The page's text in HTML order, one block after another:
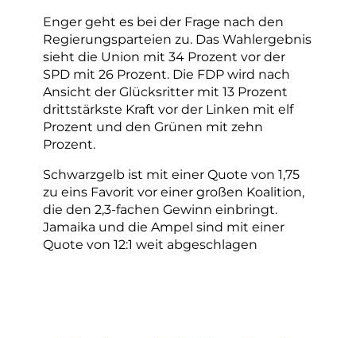
Enger geht es bei der Frage nach den
Regierungsparteien zu. Das Wahlergebnis
sieht die Union mit 34 Prozent vor der
SPD mit 26 Prozent. Die FDP wird nach
Ansicht der Glücksritter mit 13 Prozent
drittstärkste Kraft vor der Linken mit elf
Prozent und den Grünen mit zehn
Prozent.
Schwarzgelb ist mit einer Quote von 1,75
zu eins Favorit vor einer großen Koalition,
die den 2,3-fachen Gewinn einbringt.
Jamaika und die Ampel sind mit einer
Quote von 12:1 weit abgeschlagen